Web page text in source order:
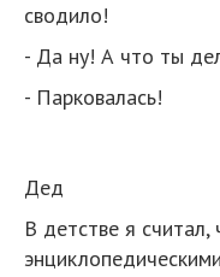
сводило!
- Да ну! А что ты
- Парковалась!
Дед
В детстве я